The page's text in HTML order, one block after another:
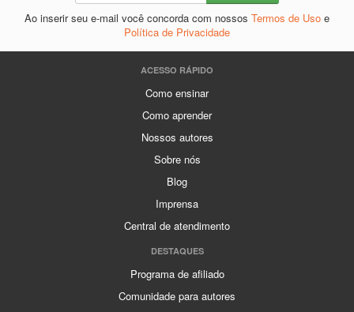
Ao inserir seu e-mail você concorda com nossos Termos de Uso e
Política de Privacidade
ACESSO RÁPIDO
Como ensinar
Como aprender
Nossos autores
Sobre nós
Blog
Imprensa
Central de atendimento
DESTAQUES
Programa de afiliado
Comunidade para autores